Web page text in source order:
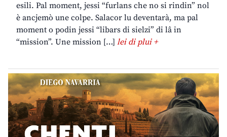
esili. Pal moment, jessi “furlans che no si rindin” nol
è ancjemò une colpe. Salacor lu deventarà, ma pal
moment o podin jessi “libars di sielzi” di lâ in
“mission”. Une mission […] lei di plui +